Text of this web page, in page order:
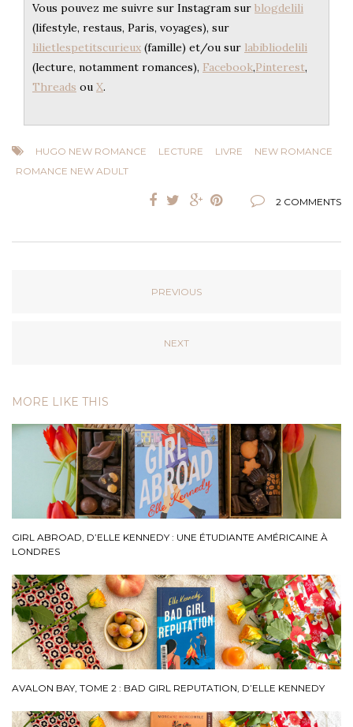
Vous pouvez me suivre sur Instagram sur blogdelili
(lifestyle, restaus, Paris, voyages), sur
lilietlespetitscurieux (famille) et/ou sur labibliodelili
(lecture, notamment romances), Facebook,Pinterest,
Threads ou X.
HUGO NEW ROMANCE LECTURE LIVRE
NEW ROMANCE
ROMANCE NEW ADULT
2 COMMENTS
PREVIOUS
NEXT
MORE LIKE THIS
GIRL ABROAD, D’ELLE KENNEDY : UNE ÉTUDIANTE AMÉRICAINE À
LONDRES
AVALON BAY, TOME 2 : BAD GIRL REPUTATION, D’ELLE KENNEDY